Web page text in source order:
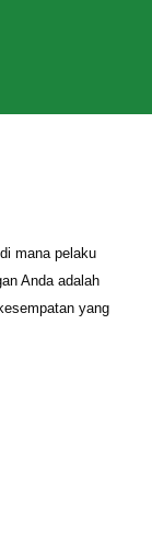
mana pelaku
Anda adalah
yang